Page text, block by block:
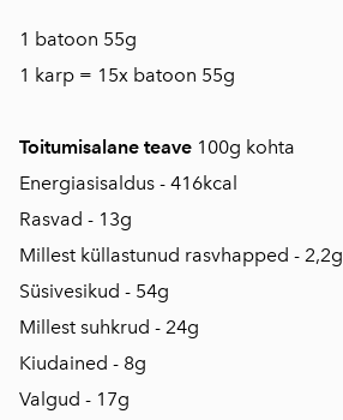
1 batoon 55g
1 karp = 15x batoon 55g
Toitumisalane teave 100g kohta
Energiasisaldus - 416kcal
Rasvad - 13g
Millest küllastunud rasvhapped - 2,2g
Süsivesikud - 54g
Millest suhkrud - 24g
Kiudained - 8g
Valgud - 17g